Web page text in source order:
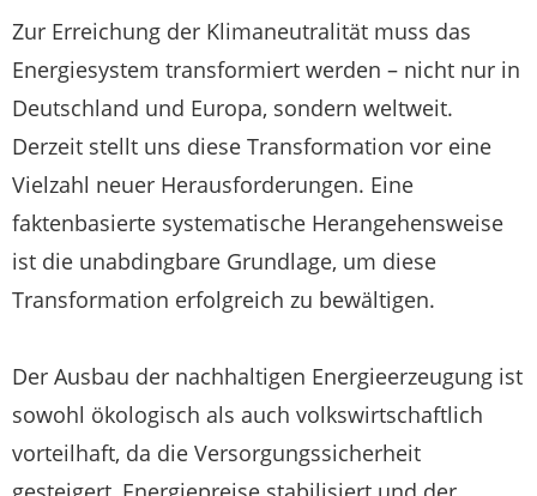
Zur Erreichung der Klimaneutralität muss das
Energiesystem transformiert werden – nicht nur in
Deutschland und Europa, sondern weltweit.
Derzeit stellt uns diese Transformation vor eine
Vielzahl neuer Herausforderungen. Eine
faktenbasierte systematische Herangehensweise
ist die unabdingbare Grundlage, um diese
Transformation erfolgreich zu bewältigen.
Der Ausbau der nachhaltigen Energieerzeugung ist
sowohl ökologisch als auch volkswirtschaftlich
vorteilhaft, da die Versorgungssicherheit